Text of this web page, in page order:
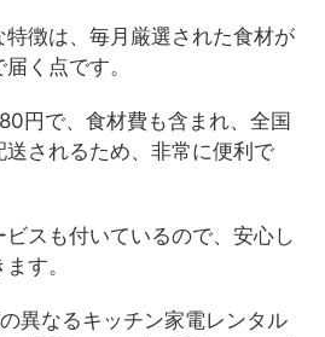
徴は、毎月厳選された食材が
く点です。
円で、食材費も含まれ、全国
されるため、非常に便利で
スも付いているので、安心し
す。
異なるキッチン家電レンタル